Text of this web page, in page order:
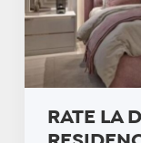
RATE LA